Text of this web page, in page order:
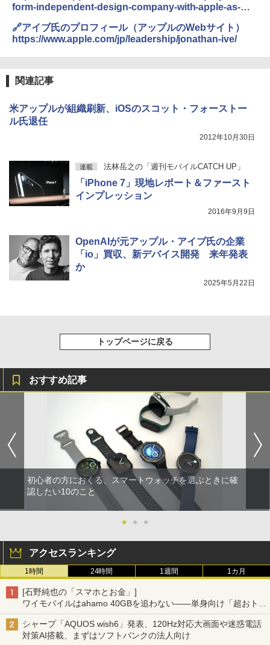
form-independent-design-company-with-apple-as-
🔗アイブ氏のプロフィール（アップルのWebサイト）
https://www.apple.com/jp/leadership/jonathan-ive/
関連記事
米アップルが組織刷新、iOSのスコット・フォーストー
ル氏退任
2012年10月30日
連載 法林岳之の「週刊モバイルCATCH UP」
「iPhone 7」現地レポート＆ファースト
インプレッション
2016年9月9日
OpenAIが元アップル・アイブ氏の企業
「io」買収、新デバイス開発 来年発表
か
2025年5月22日
トップページに戻る
おすすめ記事
初心者の方におくる、スマートウォッチを選ぶときに確
認したい10のこと
● ● ●
アクセスランキング
1時間 24時間 1週間 1カ月
[石野純也の「スマホとお金」]
ワイモバイルはahamo 40GBを追わない――単身向け「超おトク
割」の安さと1年限定の注意点
シャープ「AQUOS wish6」発表、120Hz対応大画面や迷惑電話
対策AI搭載、まずはソフトバンクの法人向け